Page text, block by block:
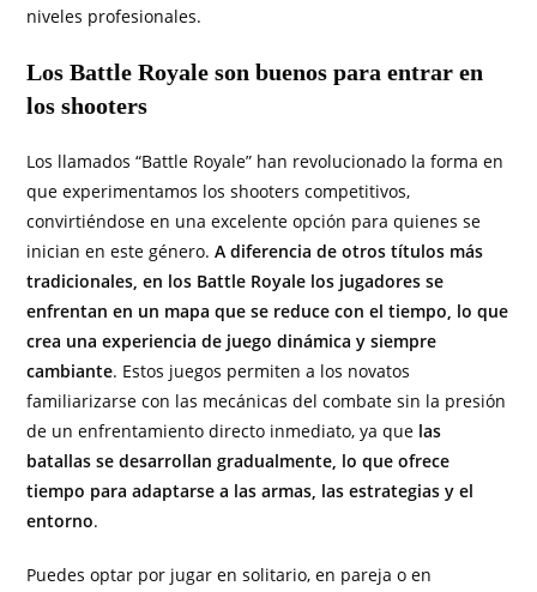
niveles profesionales.
Los Battle Royale son buenos para entrar en
los shooters
Los llamados “Battle Royale” han revolucionado la forma en
que experimentamos los shooters competitivos,
convirtiéndose en una excelente opción para quienes se
inician en este género. A diferencia de otros títulos más
tradicionales, en los Battle Royale los jugadores se
enfrentan en un mapa que se reduce con el tiempo, lo que
crea una experiencia de juego dinámica y siempre
cambiante. Estos juegos permiten a los novatos
familiarizarse con las mecánicas del combate sin la presión
de un enfrentamiento directo inmediato, ya que las
batallas se desarrollan gradualmente, lo que ofrece
tiempo para adaptarse a las armas, las estrategias y el
entorno.
Puedes optar por jugar en solitario, en pareja o en